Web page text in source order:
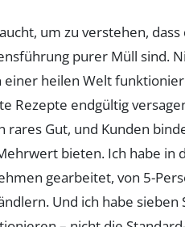
um zu verstehen,
purer Müll sind.
heilen Welt
Rezepte endgültig
rares Gut, und Kunden
bieten. Ich habe in
gearbeitet, von 5-
Und ich habe sieben